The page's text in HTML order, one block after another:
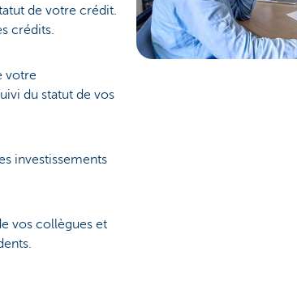
de votre crédit.
crédits.
votre
du statut de vos
investissements
vos collègues et